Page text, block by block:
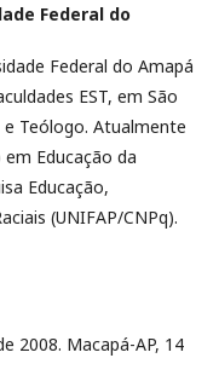
Federal do
Federal do Amapá
EST, em São
Teólogo. Atualmente
Educação da
Educação,
(UNIFAP/CNPq).
2008. Macapá-AP, 14